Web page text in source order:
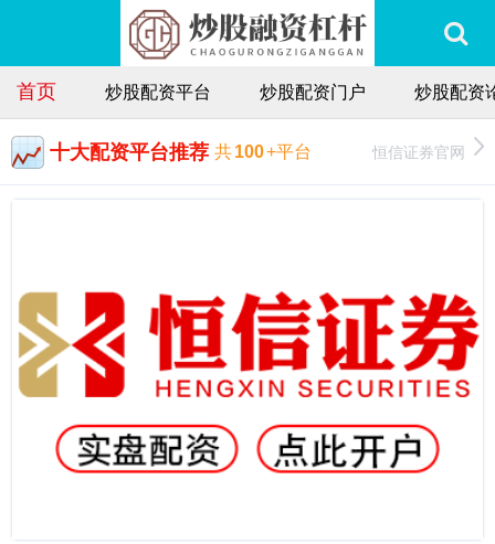
首页 炒股配资平台 炒股配资门户 炒股配资
十大配资平台推荐 共100+平台 恒信证券官网